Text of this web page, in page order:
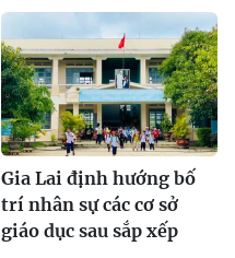
Gia Lai định hướng bố
trí nhân sự các cơ sở
giáo dục sau sắp xếp